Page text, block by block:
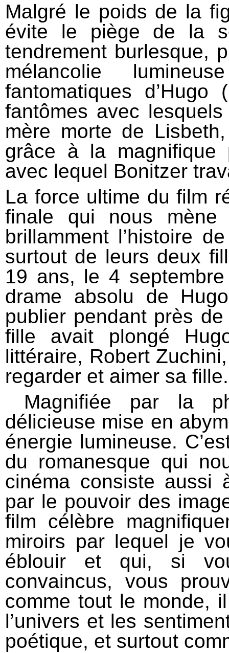
Malgré le poids de la
évite le piège de la
tendrement burlesque,
mélancolie
fantomatiques
fantômes avec
mère morte de
grâce à la magnifique
avec lequel Bonitzer
La force ultime du film
finale qui nous
brillamment l’histoire
surtout de leurs deux
19 ans, le 4
drame absolu de
publier pendant près
fille avait plongé
littéraire, Robert
regarder et aimer sa
Magnifiée par la
délicieuse mise en
énergie lumineuse.
du romanesque qui
cinéma consiste aussi
par le pouvoir des
film célèbre
miroirs par lequel je
éblouir et qui, si
convaincus, vous
comme tout le monde,
l’univers et les
poétique, et surtout